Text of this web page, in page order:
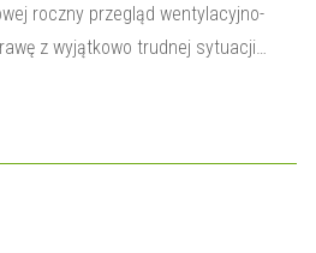
roczny przegląd wentylacyjno-
z wyjątkowo trudnej sytuacji…